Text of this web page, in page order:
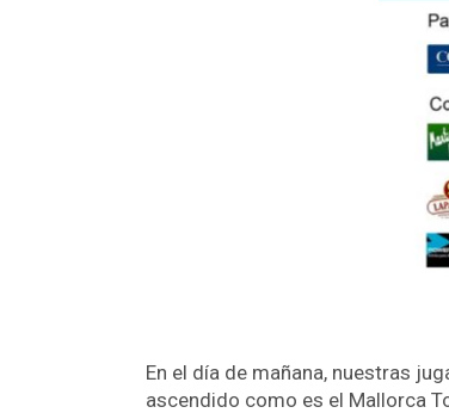
En el día de mañana, nuestras
ascendido como es el Mallorca